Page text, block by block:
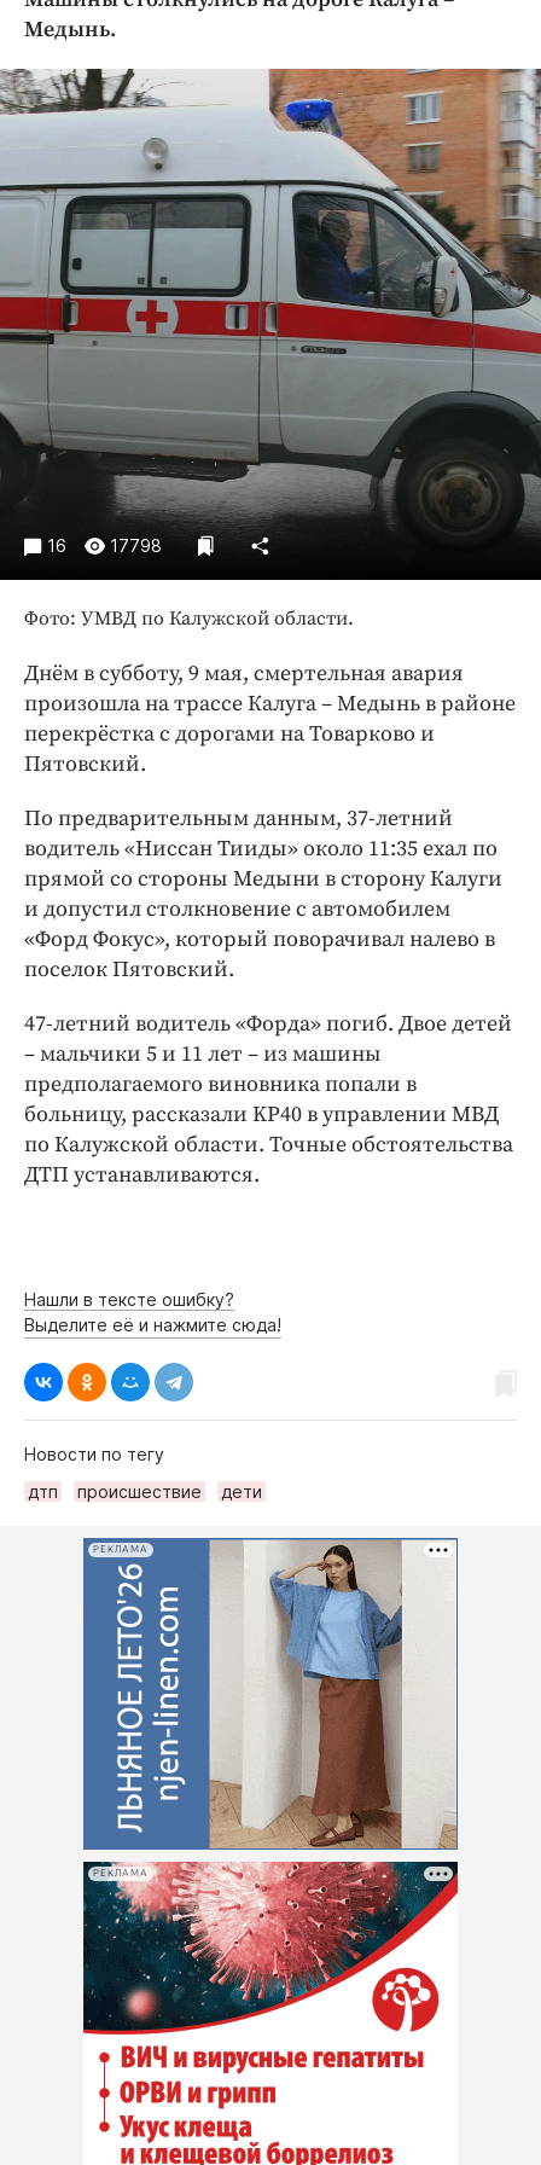
Недвижимость и ЖКХ
Общество
Погода
Праздники
Происшествия
Спорт
Экономика и бизнес
Блоги
Издания
Медиаперсона
Интересное чтиво
Клиника года
Бренд года
Медынь.
16 17798
Фото: УМВД по Калужской области.
Днём в субботу, 9 мая, смертельная авария
произошла на трассе Калуга – Медынь в районе
перекрёстка с дорогами на Товарково и
Пятовский.
По предварительным данным, 37-летний
водитель «Ниссан Тииды» около 11:35 ехал по
прямой со стороны Медыни в сторону Калуги
и допустил столкновение с автомобилем
«Форд Фокус», который поворачивал налево в
поселок Пятовский.
47-летний водитель «Форда» погиб. Двое детей
– мальчики 5 и 11 лет – из машины
предполагаемого виновника попали в
больницу, рассказали KP40 в управлении МВД
по Калужской области. Точные обстоятельства
ДТП устанавливаются.
Нашли в тексте ошибку?
Выделите её и нажмите сюда!
Новости по тегу
дтп
происшествие дети
РЕКЛАМА
РЕКЛАМА